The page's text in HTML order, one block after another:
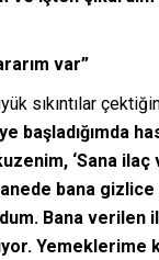
var”
sıkıntılar
başladığımda
‘Sana ilaç
bana
Bana verilen
Yemeklerime